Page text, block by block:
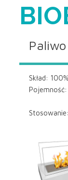
Skład:
Pojemność: